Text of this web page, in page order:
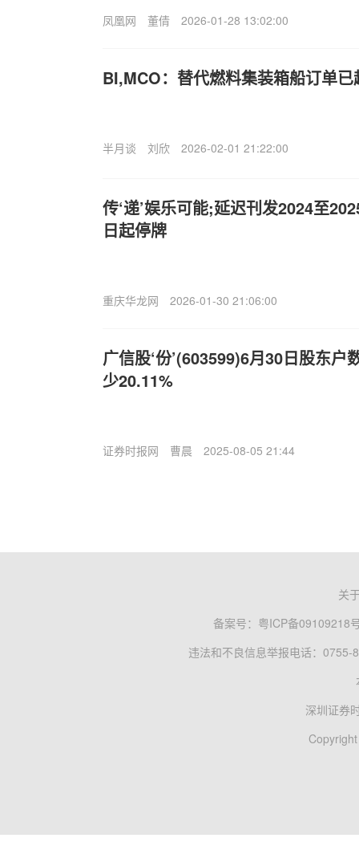
凤凰网 董倩 2026-01-28 13:02:00
BI,MCO：替代燃料集装箱船订单已
半月谈 刘欣 2026-02-01 21:22:00
传‘递’娱乐可能;延迟刊发2024至
日起停牌
重庆华龙网 2026-01-30 21:06:00
广信股‘份’(603599)6月30日股东户
少20.11%
证券时报网 曹晨 2025-08-05 21:44
关
备案号： 粤ICP备09109218
违法和不良信息举报电话：0755-
深圳证券